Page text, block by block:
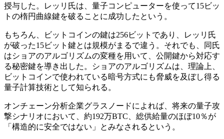
授与した。レッリ氏は、量子コンピューターを使って15ビッ
トの楕円曲線鍵を破ることに成功したという。
もちろん、ビットコインの鍵は256ビットであり、レッリ氏
が破った15ビット鍵とは規模がまるで違う。それでも、同氏
はショアのアルゴリズムの変種を用いて、公開鍵から対応す
る秘密鍵を導き出した。ショアのアルゴリズムは、理論上、
ビットコインで使われている暗号方式にも脅威を及ぼし得る
量子計算技術として知られる。
オンチェーン分析企業グラスノードによれば、将来の量子攻
撃シナリオにおいて、約192万BTC、総供給量のほぼ10％が
「構造的に安全ではない」とみなされるという。